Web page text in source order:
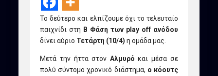
Το δεύτερο και ελπίζουμε όχι το τελευταίο
παιχνίδι στη Β Φάση των play off ανόδου
δίνει αύριο Τετάρτη (10/4) η ομάδα μας.
Μετά την ήττα στον Αλμυρό και μέσα σε
πολύ σύντομο χρονικό διάστημα, ο κόουτς